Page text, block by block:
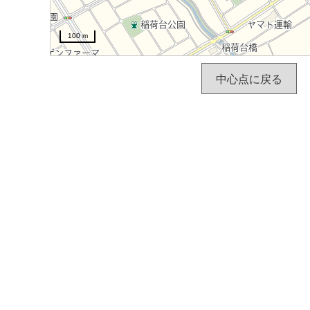
100 m
中心点に戻る